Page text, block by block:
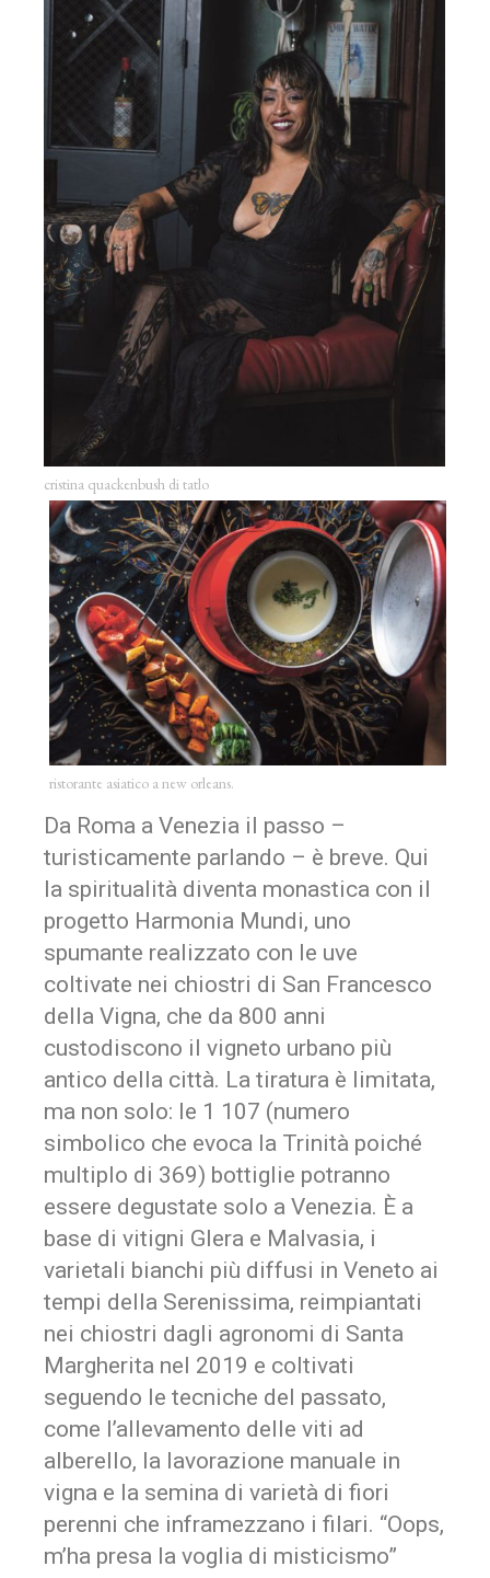
cristina quackenbush di tatlo
ristorante asiatico a new orleans.
Da Roma a Venezia il passo –
turisticamente parlando – è breve. Qui
la spiritualità diventa monastica con il
progetto Harmonia Mundi, uno
spumante realizzato con le uve
coltivate nei chiostri di San Francesco
della Vigna, che da 800 anni
custodiscono il vigneto urbano più
antico della città. La tiratura è limitata,
ma non solo: le 1 107 (numero
simbolico che evoca la Trinità poiché
multiplo di 369) bottiglie potranno
essere degustate solo a Venezia. È a
base di vitigni Glera e Malvasia, i
varietali bianchi più diffusi in Veneto ai
tempi della Serenissima, reimpiantati
nei chiostri dagli agronomi di Santa
Margherita nel 2019 e coltivati
seguendo le tecniche del passato,
come l’allevamento delle viti ad
alberello, la lavorazione manuale in
vigna e la semina di varietà di fiori
perenni che inframezzano i filari. “Oops,
m’ha presa la voglia di misticismo”